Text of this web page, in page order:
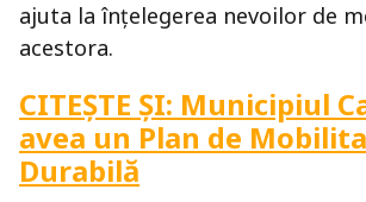
ajuta la înțelegerea nevoilor de
acestora.
CITEȘTE ȘI: Municipiul
avea un Plan de
Durabilă